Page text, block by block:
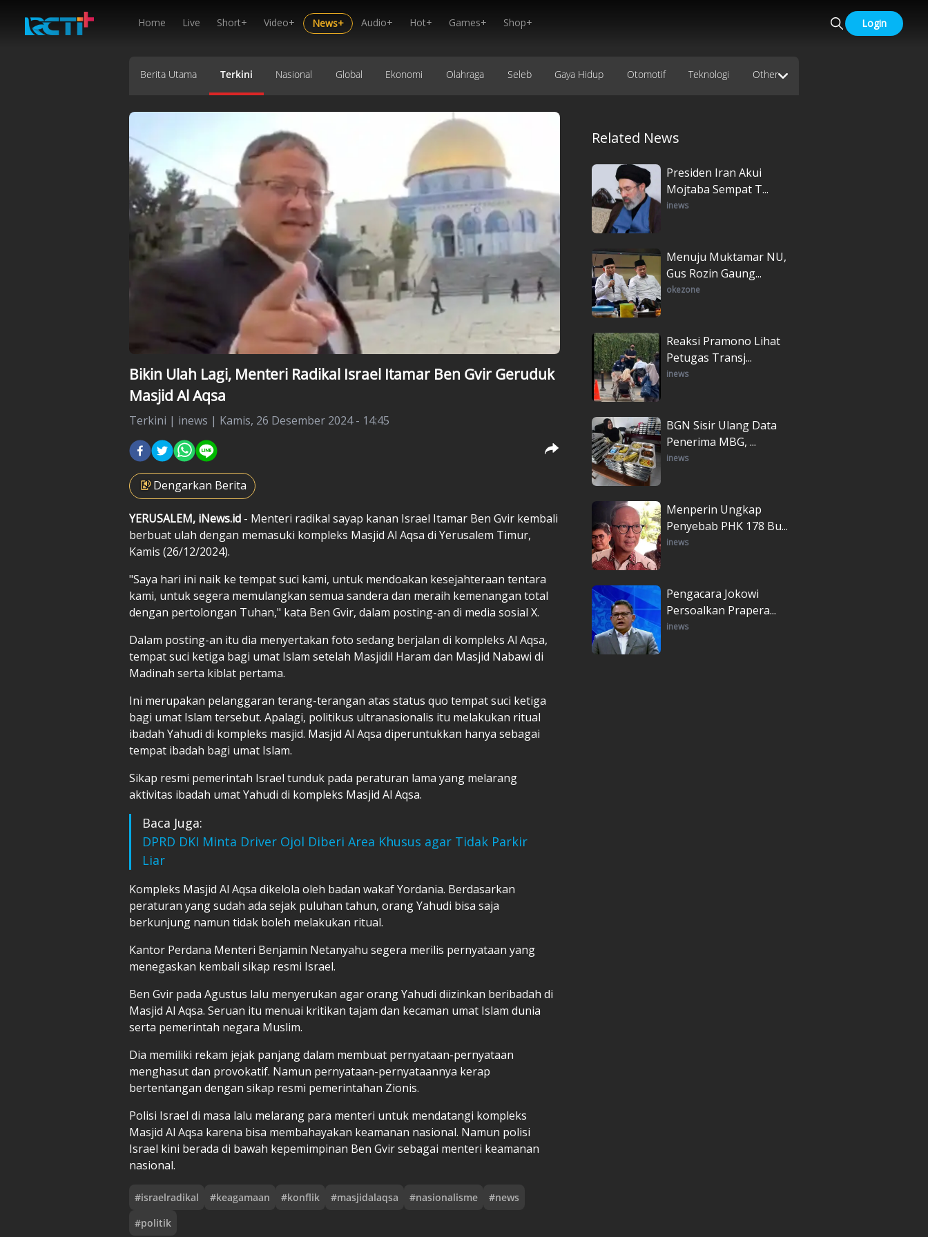
Home Live Short+ Video+ News+ Audio+ Hot+ Games+ Shop+ Login
Berita Utama Terkini Nasional Global Ekonomi Olahraga Seleb Gaya Hidup Otomotif Teknologi Other
Bikin Ulah Lagi, Menteri Radikal Israel Itamar Ben Gvir Geruduk
Masjid Al Aqsa
Terkini | inews | Kamis, 26 Desember 2024 - 14:45
Dengarkan Berita
YERUSALEM, iNews.id - Menteri radikal sayap kanan Israel Itamar Ben Gvir kembali
berbuat ulah dengan memasuki kompleks Masjid Al Aqsa di Yerusalem Timur,
Kamis (26/12/2024).
"Saya hari ini naik ke tempat suci kami, untuk mendoakan kesejahteraan tentara
kami, untuk segera memulangkan semua sandera dan meraih kemenangan total
dengan pertolongan Tuhan," kata Ben Gvir, dalam posting-an di media sosial X.
Dalam posting-an itu dia menyertakan foto sedang berjalan di kompleks Al Aqsa,
tempat suci ketiga bagi umat Islam setelah Masjidil Haram dan Masjid Nabawi di
Madinah serta kiblat pertama.
Ini merupakan pelanggaran terang-terangan atas status quo tempat suci ketiga
bagi umat Islam tersebut. Apalagi, politikus ultranasionalis itu melakukan ritual
ibadah Yahudi di kompleks masjid. Masjid Al Aqsa diperuntukkan hanya sebagai
tempat ibadah bagi umat Islam.
Sikap resmi pemerintah Israel tunduk pada peraturan lama yang melarang
aktivitas ibadah umat Yahudi di kompleks Masjid Al Aqsa.
Baca Juga:
DPRD DKI Minta Driver Ojol Diberi Area Khusus agar Tidak Parkir
Liar
Kompleks Masjid Al Aqsa dikelola oleh badan wakaf Yordania. Berdasarkan
peraturan yang sudah ada sejak puluhan tahun, orang Yahudi bisa saja
berkunjung namun tidak boleh melakukan ritual.
Kantor Perdana Menteri Benjamin Netanyahu segera merilis pernyataan yang
menegaskan kembali sikap resmi Israel.
Ben Gvir pada Agustus lalu menyerukan agar orang Yahudi diizinkan beribadah di
Masjid Al Aqsa. Seruan itu menuai kritikan tajam dan kecaman umat Islam dunia
serta pemerintah negara Muslim.
Dia memiliki rekam jejak panjang dalam membuat pernyataan-pernyataan
menghasut dan provokatif. Namun pernyataan-pernyataannya kerap
bertentangan dengan sikap resmi pemerintahan Zionis.
Polisi Israel di masa lalu melarang para menteri untuk mendatangi kompleks
Masjid Al Aqsa karena bisa membahayakan keamanan nasional. Namun polisi
Israel kini berada di bawah kepemimpinan Ben Gvir sebagai menteri keamanan
nasional.
#israelradikal #keagamaan #konflik #masjidalaqsa #nasionalisme #news
#politik
Related News
Presiden Iran Akui
Mojtaba Sempat T...
inews
Menuju Muktamar NU,
Gus Rozin Gaung...
okezone
Reaksi Pramono Lihat
Petugas Transj...
inews
BGN Sisir Ulang Data
Penerima MBG, ...
inews
Menperin Ungkap
Penyebab PHK 178 Bu...
inews
Pengacara Jokowi
Persoalkan Prapera...
inews